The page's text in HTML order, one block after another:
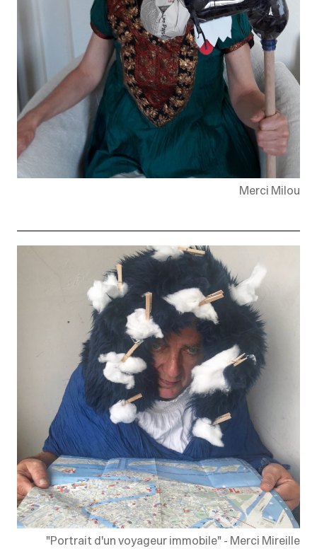
Merci Milou
"Portrait d'un voyageur immobile" - Merci Mireille